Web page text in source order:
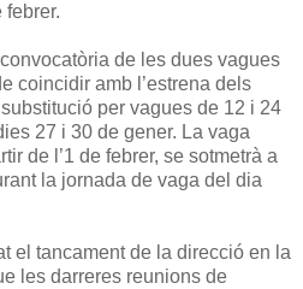
febrer.
de les dues vagues
coincidir amb l’estrena dels
per vagues de 12 i 24
27 i 30 de gener. La vaga
de l’1 de febrer, se sotmetrà a
la jornada de vaga del dia
el tancament de la direcció en la
les darreres reunions de